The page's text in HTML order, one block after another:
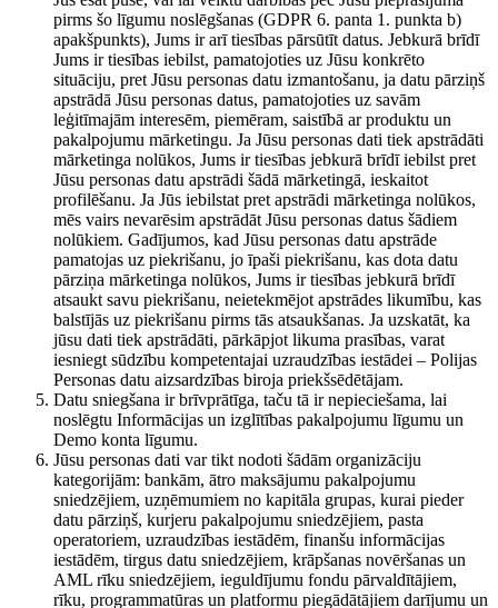
pirms šo līgumu noslēgšanas (GDPR 6. panta 1. punkta b)
apakšpunkts), Jums ir arī tiesības pārsūtīt datus. Jebkurā brīdī
Jums ir tiesības iebilst, pamatojoties uz Jūsu konkrēto
situāciju, pret Jūsu personas datu izmantošanu, ja datu pārziņš
apstrādā Jūsu personas datus, pamatojoties uz savām
leģitīmajām interesēm, piemēram, saistībā ar produktu un
pakalpojumu mārketingu. Ja Jūsu personas dati tiek apstrādāti
mārketinga nolūkos, Jums ir tiesības jebkurā brīdī iebilst pret
Jūsu personas datu apstrādi šādā mārketingā, ieskaitot
profilēšanu. Ja Jūs iebilstat pret apstrādi mārketinga nolūkos,
mēs vairs nevarēsim apstrādāt Jūsu personas datus šādiem
nolūkiem. Gadījumos, kad Jūsu personas datu apstrāde
pamatojas uz piekrišanu, jo īpaši piekrišanu, kas dota datu
pārziņa mārketinga nolūkos, Jums ir tiesības jebkurā brīdī
atsaukt savu piekrišanu, neietekmējot apstrādes likumību, kas
balstījās uz piekrišanu pirms tās atsaukšanas. Ja uzskatāt, ka
jūsu dati tiek apstrādāti, pārkāpjot likuma prasības, varat
iesniegt sūdzību kompetentajai uzraudzības iestādei – Polijas
Personas datu aizsardzības biroja priekšsēdētājam.
Datu sniegšana ir brīvprātīga, taču tā ir nepieciešama, lai
noslēgtu Informācijas un izglītības pakalpojumu līgumu un
Demo konta līgumu.
Jūsu personas dati var tikt nodoti šādām organizāciju
kategorijām: bankām, ātro maksājumu pakalpojumu
sniedzējiem, uzņēmumiem no kapitāla grupas, kurai pieder
datu pārziņš, kurjeru pakalpojumu sniedzējiem, pasta
operatoriem, uzraudzības iestādēm, finanšu informācijas
iestādēm, tirgus datu sniedzējiem, krāpšanas novēršanas un
AML rīku sniedzējiem, ieguldījumu fondu pārvaldītājiem,
rīku, programmatūras un platformu piegādātājiem darījumu un